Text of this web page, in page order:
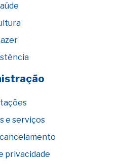
e serviços
privacidade